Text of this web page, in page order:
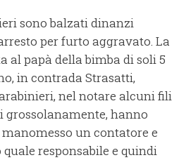
sono balzati dinanzi
per furto aggravato. La
al papà della bimba di soli 5
in contrada Strasatti,
nel notare alcuni fili
hanno
un contatore e
responsabile e quindi